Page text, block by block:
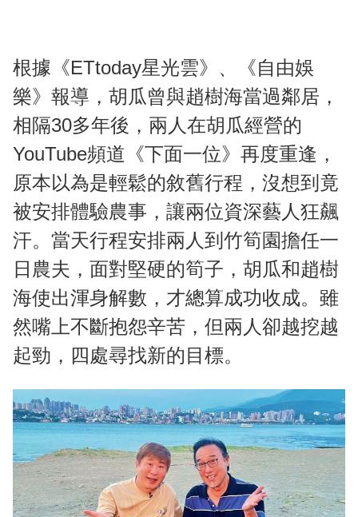
根據《ETtoday星光雲》、《自由娛
樂》報導，胡瓜曾與趙樹海當過鄰居，
相隔30多年後，兩人在胡瓜經營的
YouTube頻道《下面一位》再度重逢，
原本以為是輕鬆的敘舊行程，沒想到竟
被安排體驗農事，讓兩位資深藝人狂飆
汗。當天行程安排兩人到竹筍園擔任一
日農夫，面對堅硬的筍子，胡瓜和趙樹
海使出渾身解數，才總算成功收成。雖
然嘴上不斷抱怨辛苦，但兩人卻越挖越
起勁，四處尋找新的目標。